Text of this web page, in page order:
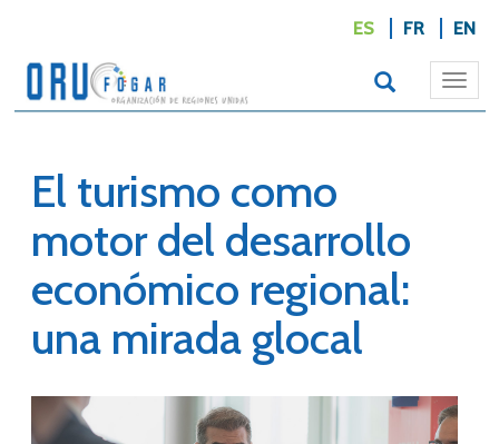
ES FR EN
El turismo como
motor del desarrollo
económico regional:
una mirada glocal